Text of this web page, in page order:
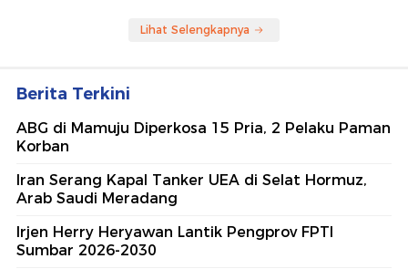
Lihat Selengkapnya
Berita Terkini
ABG di Mamuju Diperkosa 15 Pria, 2 Pelaku Paman
Korban
Iran Serang Kapal Tanker UEA di Selat Hormuz,
Arab Saudi Meradang
Irjen Herry Heryawan Lantik Pengprov FPTI
Sumbar 2026-2030